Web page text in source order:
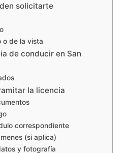
solicitarte
o de la vista
de conducir en San
la licencia
correspondiente
(si aplica)
y fotografía